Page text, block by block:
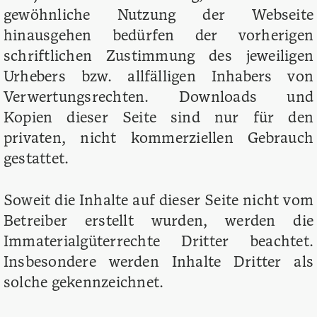
gewöhnliche Nutzung der Webseite
hinausgehen bedürfen der vorherigen
schriftlichen Zustimmung des jeweiligen
Urhebers bzw. allfälligen Inhabers von
Verwertungsrechten. Downloads und
Kopien dieser Seite sind nur für den
privaten, nicht kommerziellen Gebrauch
gestattet.
Soweit die Inhalte auf dieser Seite nicht vom
Betreiber erstellt wurden, werden die
Immaterialgüterrechte Dritter beachtet.
Insbesondere werden Inhalte Dritter als
solche gekennzeichnet.